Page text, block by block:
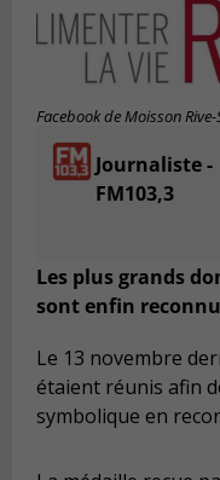
Facebook de Moisson
Journaliste -
FM103,3
Les plus grands
sont enfin
Le 13 novembre
étaient réunis afin
symbolique en